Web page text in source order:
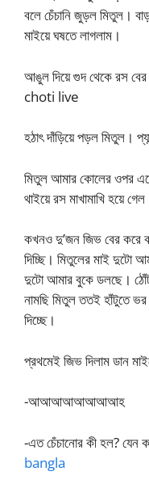
বলে চেঁচানি জুড়ল মিতুল।
মাইয়ে ঘষতে লাগলাম।
আঙুল দিয়ে গুদ থেকে রস
choti live
হঠাৎ দাঁড়িয়ে পড়ল মিতুল।
মিতুল আমার কোলের ওপর
থাইয়ে রস মাখামাখি হয়ে
কখনও দু’জন জিভ বের করে
দিচ্ছি। মিতুলের মাই দুটো
দুটো আমার বুকে ডলছে। ঠোঁট,
নামছি মিতুল ততই হাঁটুতে ভর
দিচ্ছে।
প্রথমেই জিভ দিলাম ডান
-আআআআআআআআহ
-এত চেঁচানোর কী হল? যেন
bangla